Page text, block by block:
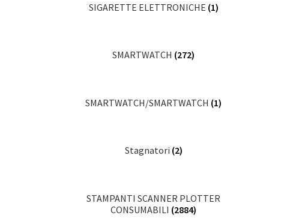
SIGARETTE ELETTRONICHE (1)
SMARTWATCH (272)
SMARTWATCH/SMARTWATCH (1)
Stagnatori (2)
STAMPANTI SCANNER PLOTTER
CONSUMABILI (2884)